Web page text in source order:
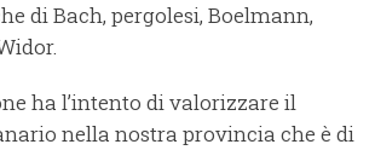
di Bach, pergolesi, Boelmann,
ha l’intento di valorizzare il
nella nostra provincia che è di